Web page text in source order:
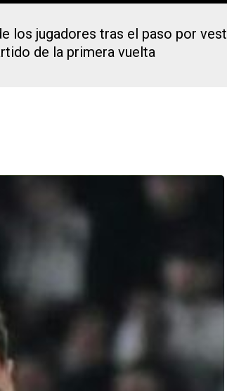
los jugadores tras el paso por
de la primera vuelta